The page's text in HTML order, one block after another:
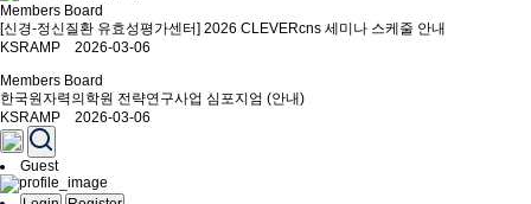
Members Board
[신경-정신질환 유효성평가센터] 2026 CLEVERcns 세미나 스케줄 안내
KSRAMP 2026-03-06
Members Board
한국원자력의학원 전략연구사업 심포지엄 (안내)
KSRAMP 2026-03-06
Guest